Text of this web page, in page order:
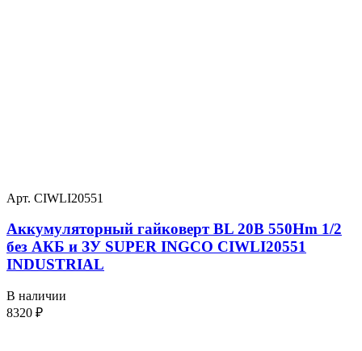
Арт. CIWLI20551
Аккумуляторный гайковерт BL 20В 550Hm 1/2
без АКБ и ЗУ SUPER INGCO CIWLI20551
INDUSTRIAL
В наличии
8320 ₽